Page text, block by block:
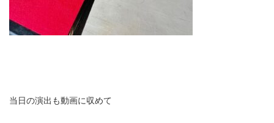
当日の演出も動画に収めて